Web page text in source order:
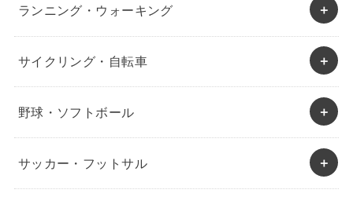
ランニング・ウォーキング
サイクリング・自転車
野球・ソフトボール
サッカー・フットサル